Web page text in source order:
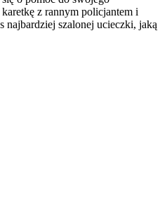
z rannym policjantem i
najbardziej szalonej ucieczki, jaką